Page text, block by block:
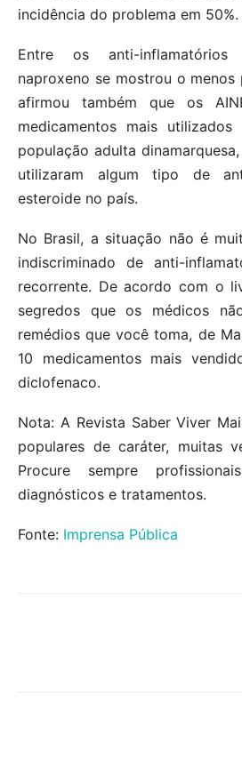
incidência do problema em 50%.
Entre os anti-inflamatórios
naproxeno se mostrou o menos
afirmou também que os
medicamentos mais
população adulta
utilizaram algum tipo de
esteroide no país.
No Brasil, a situação não é
indiscriminado de anti-
recorrente. De acordo com o
segredos que os médicos
remédios que você toma, de
10 medicamentos mais
diclofenaco.
Nota: A Revista Saber Viver
populares de caráter, muitas
Procure sempre
diagnósticos e tratamentos.
Fonte: Imprensa Pública